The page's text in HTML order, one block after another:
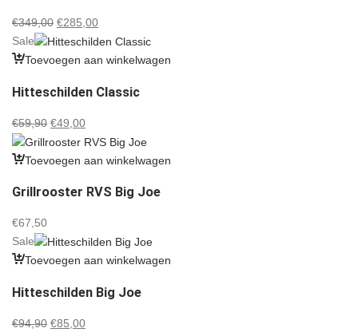
€349,00 Oorspronkelijke
prijs
was:
€285,00Huidige
prijs
is:
Sale
Toevoegen aan winkelwagen
Hitteschilden Classic
€59,90 Oorspronkelijke
prijs
was:
€49,00Huidige
prijs
is:
Toevoegen aan winkelwagen
Grillrooster RVS Big Joe
€67,50
Sale
Toevoegen aan winkelwagen
Hitteschilden Big Joe
€94,90 Oorspronkelijke
€85,00Huidige